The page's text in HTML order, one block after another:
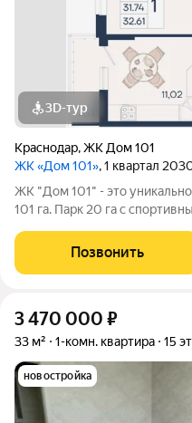
3D-тур
Краснодар,ЖК Дом 101
ЖК «Дом 101», 1 квартал
ЖК "Дом 101" - это
101 га. Парк 20 га с
дворовые территории с
отдыха создают комфортную
Позвонить
3 470 000 ₽
33 м² 1-комн. квартира 15
новостройка